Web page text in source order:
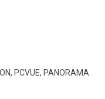
PCVUE, PANORAMA